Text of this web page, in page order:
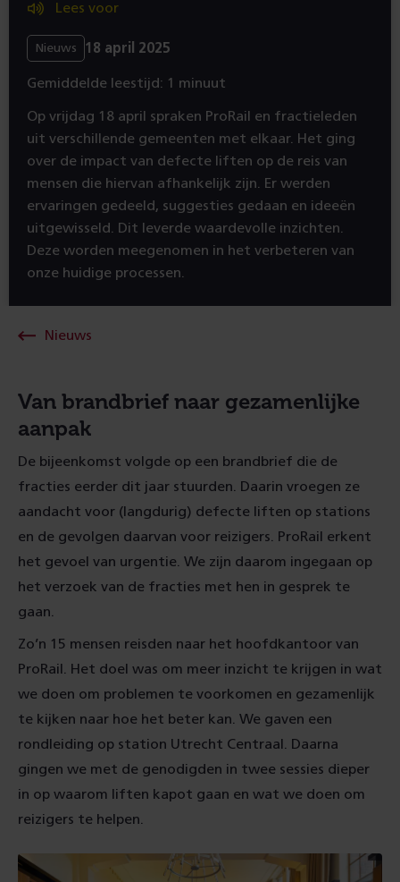
Lees voor
Nieuws 18 april 2025
Gemiddelde leestijd: 1 minuut
Op vrijdag 18 april spraken ProRail en fractieleden
uit verschillende gemeenten met elkaar. Het ging
over de impact van defecte liften op de reis van
mensen die hiervan afhankelijk zijn. Er werden
ervaringen gedeeld, suggesties gedaan en ideeën
uitgewisseld. Dit leverde waardevolle inzichten.
Deze worden meegenomen in het verbeteren van
onze huidige processen.
Nieuws
Van brandbrief naar gezamenlijke
aanpak
De bijeenkomst volgde op een brandbrief die de
fracties eerder dit jaar stuurden. Daarin vroegen ze
aandacht voor (langdurig) defecte liften op stations
en de gevolgen daarvan voor reizigers. ProRail erkent
het gevoel van urgentie. We zijn daarom ingegaan op
het verzoek van de fracties met hen in gesprek te
gaan.
Zo’n 15 mensen reisden naar het hoofdkantoor van
ProRail. Het doel was om meer inzicht te krijgen in wat
we doen om problemen te voorkomen en gezamenlijk
te kijken naar hoe het beter kan. We gaven een
rondleiding op station Utrecht Centraal. Daarna
gingen we met de genodigden in twee sessies dieper
in op waarom liften kapot gaan en wat we doen om
reizigers te helpen.